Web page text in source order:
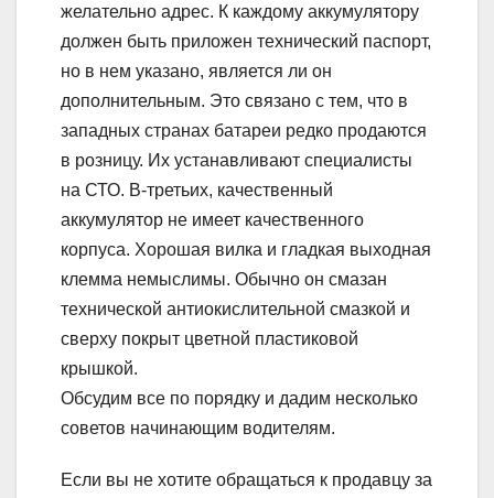
желательно адрес. К каждому аккумулятору
должен быть приложен технический паспорт,
но в нем указано, является ли он
дополнительным. Это связано с тем, что в
западных странах батареи редко продаются
в розницу. Их устанавливают специалисты
на СТО. В-третьих, качественный
аккумулятор не имеет качественного
корпуса. Хорошая вилка и гладкая выходная
клемма немыслимы. Обычно он смазан
технической антиокислительной смазкой и
сверху покрыт цветной пластиковой
крышкой.
Обсудим все по порядку и дадим несколько
советов начинающим водителям.
Если вы не хотите обращаться к продавцу за